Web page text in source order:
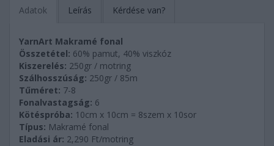
Adatok Leírás Kérdése van?
YarnArt Makramé fonal
Összetétel: 60% pamut, 40% viszkóz
Kiszerelés: 250gr / motring
Szálhosszúság: 250gr / 85m
Tűméret: 7-8
Fonalvastagság: 6
Kötéspróba: 10cm x 10cm = 8szem x 10sor
Típus: Makramé fonal
Eladási ár: 2,290 Ft/motring